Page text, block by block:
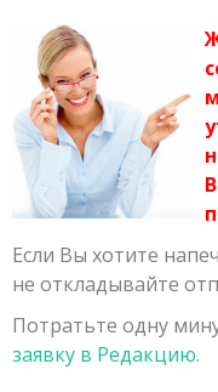
Главная
Архив журнала
Сертификат
Публикационная
Политика журнала
Порядок
редакцию
О журнале
График
Оргвзнос
Наши авторы
Физико-
Химические науки
Заявка на публикацию
Контакты
Если Вы хотите
не откладывайте
Потратьте одну
заявку в Редакцию.